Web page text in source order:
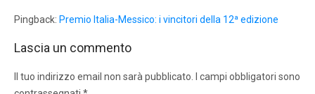
Pingback: Premio Italia-Messico: i vincitori della 12ª edizione
Lascia un commento
Il tuo indirizzo email non sarà pubblicato.
I campi obbligatori sono